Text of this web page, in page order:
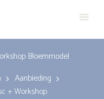
Bloemmodel
Aanbieding
+ Workshop